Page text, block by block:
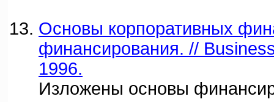
Основы корпоративных
финансирования. //
1996.
Изложены основы